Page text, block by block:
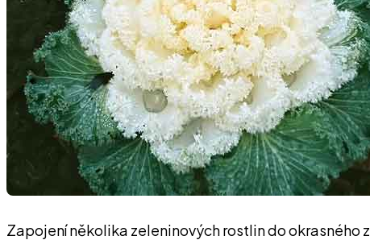
Zapojení několika zeleninových rostlin do okrasného